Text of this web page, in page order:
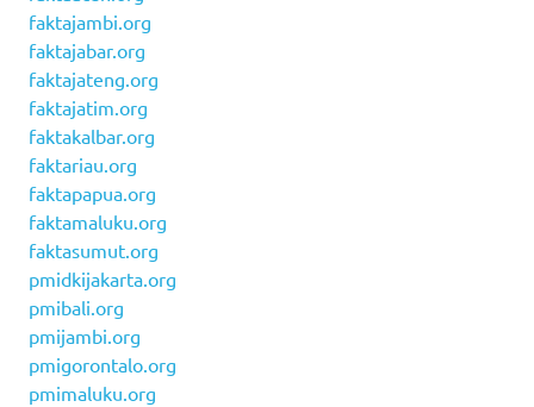
faktajambi.org
faktajabar.org
faktajateng.org
faktajatim.org
faktakalbar.org
faktariau.org
faktapapua.org
faktamaluku.org
faktasumut.org
pmidkijakarta.org
pmibali.org
pmijambi.org
pmigorontalo.org
pmimaluku.org